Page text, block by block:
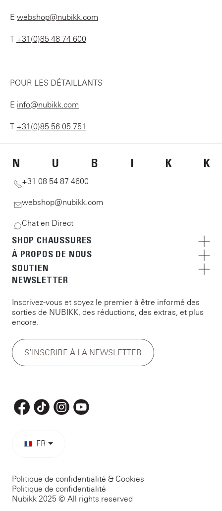
E webshop@nubikk.com
T +31(0)85 48 74 600
POUR LES DÉTAILLANTS
E info@nubikk.com
T +31(0)85 56 05 751
N U B I K K
+31 08 54 87 4600
webshop@nubikk.com
Chat en Direct
SHOP CHAUSSURES
À PROPOS DE NOUS
SOUTIEN
NEWSLETTER
Inscrivez-vous et soyez le premier à être informé des
sorties de NUBIKK, des réductions, des extras, et plus
encore.
S’INSCRIRE À LA NEWSLETTER
FR
Politique de confidentialité & Cookies
Politique de confidentialité
Nubikk 2025 © All rights reserved